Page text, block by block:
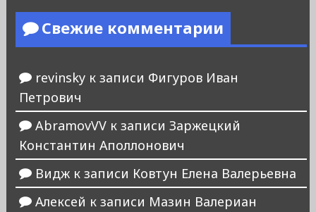
Свежие комментарии
revinskyк записи Фигуров Иван
Петрович
AbramovVVк записи Заржецкий
Константин Аполлонович
Виджк записи Ковтун Елена Валерьевна
Алексей к записи Мазин Валериан